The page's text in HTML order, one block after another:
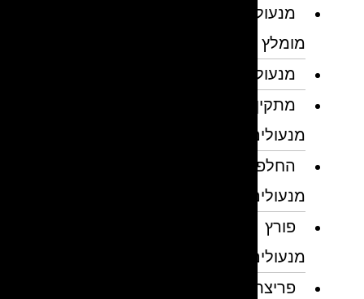
מנעולן
מומלץ
מנעולנים
מתקין
מנעולים
החלפת
מנעולים
פורץ
מנעולים
פריצת